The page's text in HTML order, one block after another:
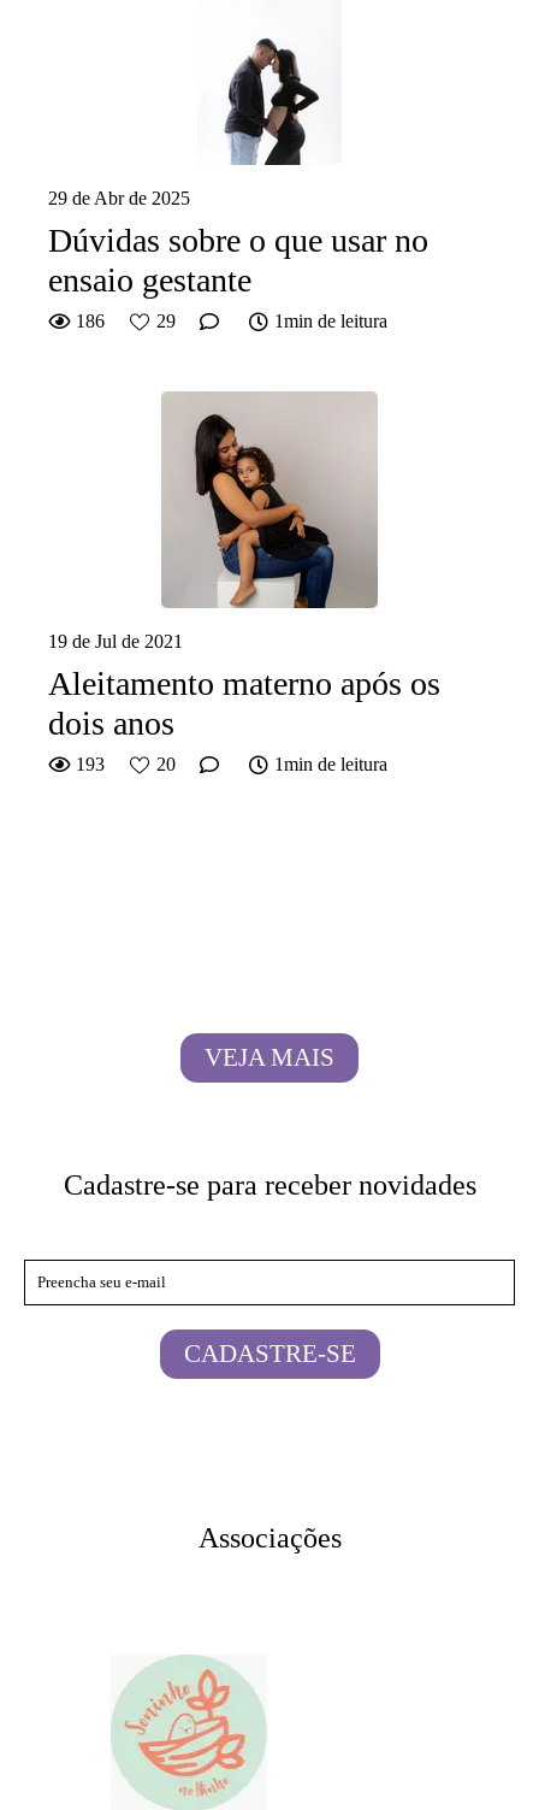
29 de Abr de 2025
Dúvidas sobre o que usar no
ensaio gestante
186 29 1min de leitura
19 de Jul de 2021
Aleitamento materno após os
dois anos
193 20 1min de leitura
VEJA MAIS
Cadastre-se para receber novidades
CADASTRE-SE
Associações